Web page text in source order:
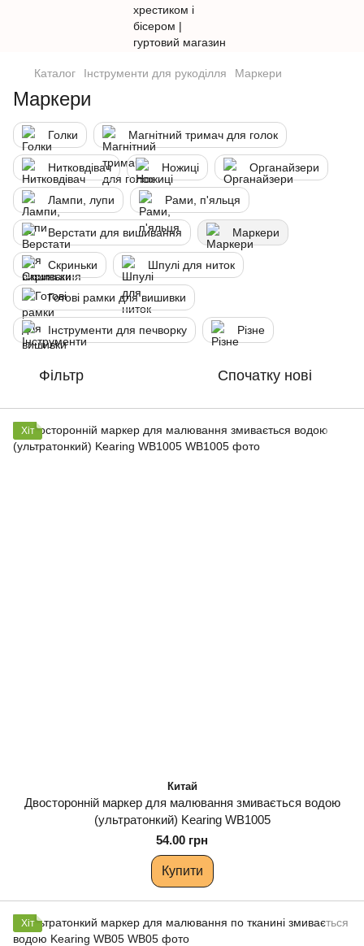
Каталог Інструменти для рукоділля Маркери
Маркери
Голки Магнітний тримач для голок
Нитковдівач Ножиці Органайзери
Лампи, лупи Рами, п'яльця
Верстати для вишивання Маркери
Скриньки Шпулі для ниток
Готові рамки для вишивки
Інструменти для печворку Різне
Фільтр Спочатку нові
Хіт
Китай
Двосторонній маркер для малювання змивається водою
(ультратонкий) Kearing WB1005
54.00 грн
Купити
Хіт